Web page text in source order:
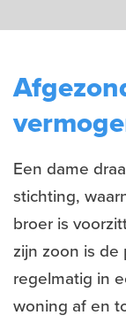
Een dame
stichting,
broer is
zijn zoon is de
regelmatig in
woning af en